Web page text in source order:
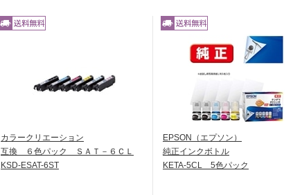
カラークリエーション
互換 ６色パック ＳＡＴ－６ＣＬ
KSD-ESAT-6ST
EPSON（エプソン）
純正インクボトル
KETA-5CL 5色パック